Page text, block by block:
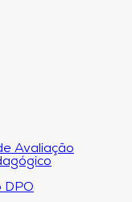
Avaliação
DPO